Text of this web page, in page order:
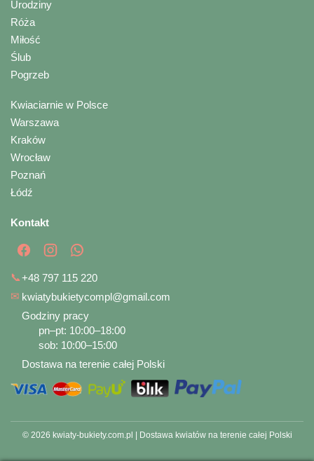
Urodziny
Róża
Miłość
Ślub
Pogrzeb
Kwiaciarnie w Polsce
Warszawa
Kraków
Wrocław
Poznań
Łódź
Kontakt
📞+48 797 115 220
✉ kwiatybukietycompl@gmail.com
Godziny pracy
pn–pt: 10:00–18:00
sob: 10:00–15:00
Dostawa na terenie całej Polski
© 2026 kwiaty-bukiety.com.pl | Dostawa kwiatów na terenie całej Polski